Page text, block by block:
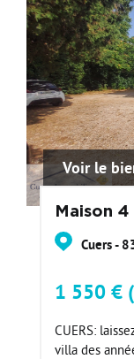
Voir le
Maison 4
Cuers -
1 550 €
CUERS:
villa des